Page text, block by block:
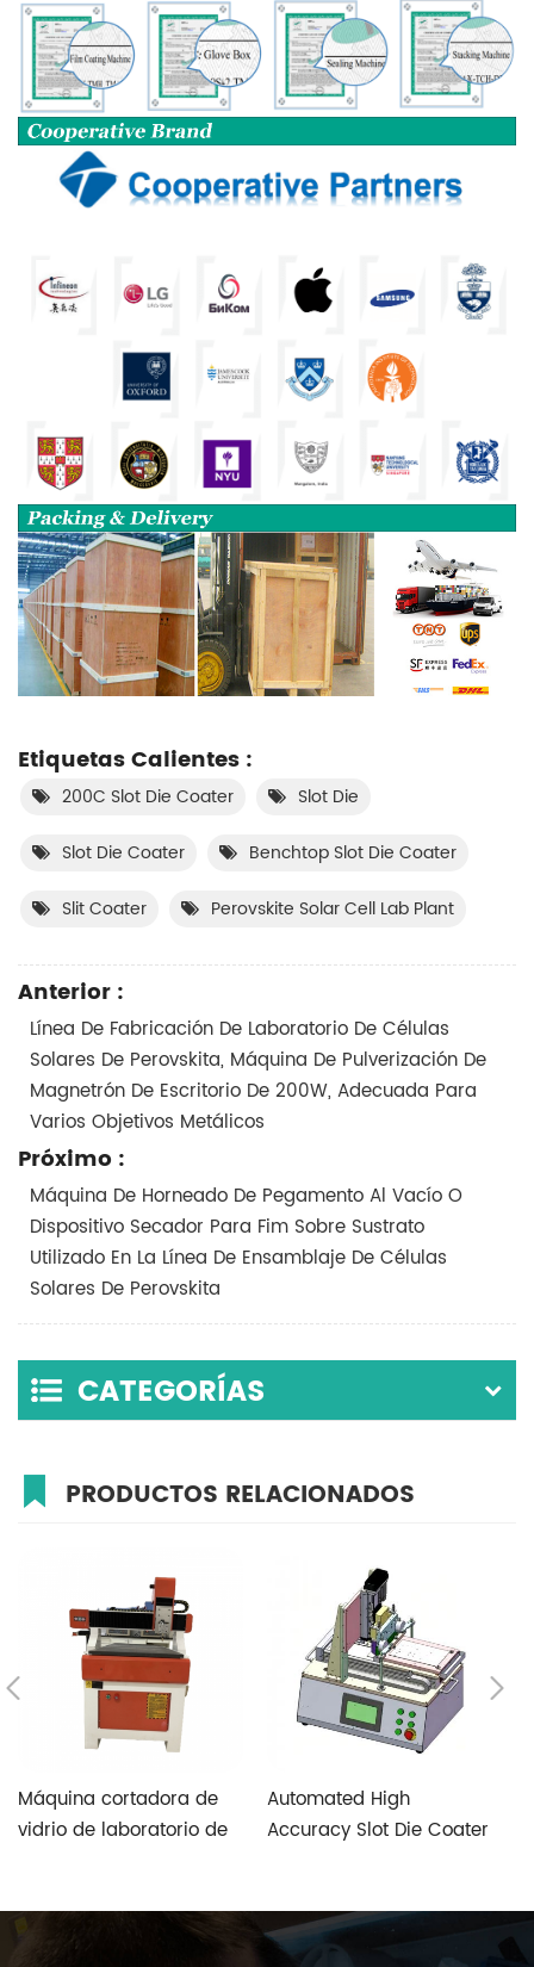
Etiquetas Calientes :
200C Slot Die Coater Slot Die
Slot Die Coater Benchtop Slot Die Coater
Slit Coater Perovskite Solar Cell Lab Plant
Anterior :
Línea De Fabricación De Laboratorio De Células
Solares De Perovskita, Máquina De Pulverización De
Magnetrón De Escritorio De 200W, Adecuada Para
Varios Objetivos Metálicos
Próximo :
Máquina De Horneado De Pegamento Al Vacío O
Dispositivo Secador Para Fim Sobre Sustrato
Utilizado En La Línea De Ensamblaje De Células
Solares De Perovskita
CATEGORÍAS
PRODUCTOS RELACIONADOS
Máquina cortadora de
vidrio de laboratorio de
control especial de vidrio
personalizado de cinco
Automated High
Accuracy Slot Die Coater